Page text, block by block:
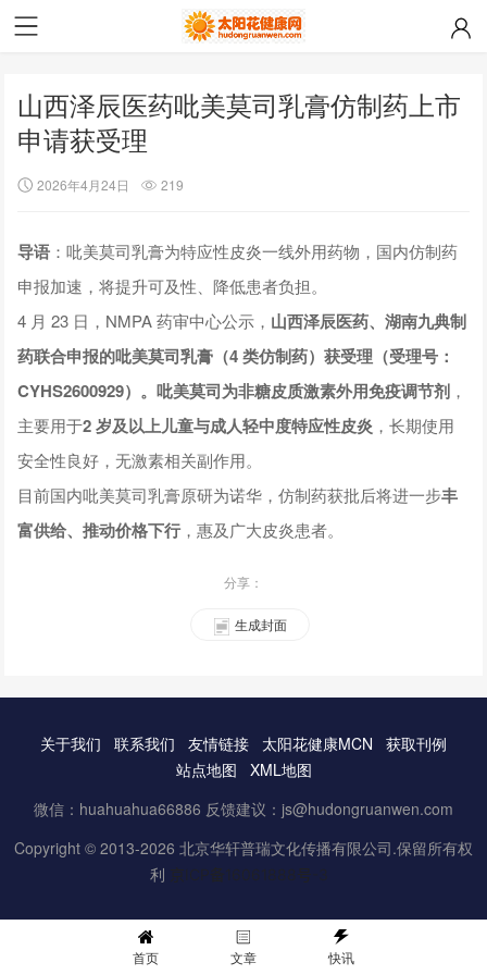
山西泽辰医药吡美莫司乳膏仿制药上市
申请获受理
2026年4月24日 219
导语 ：吡美莫司乳膏为特应性皮炎一线外用药物，国内仿制药
申报加速，将提升可及性、降低患者负担。
4 月 23 日，NMPA 药审中心公示， 山西泽辰医药、湖南九典制
药联合申报的吡美莫司乳膏（4 类仿制药）获受理（受理号：
CYHS2600929）。吡美莫司为非糖皮质激素外用免疫调节剂 ，
主要用于2 岁及以上儿童与成人轻中度特应性皮炎 ，长期使用
安全性良好，无激素相关副作用。
目前国内吡美莫司乳膏原研为诺华，仿制药获批后将进一步丰
富供给、推动价格下行，惠及广大皮炎患者。
分享：
生成封面
关于我们 联系我们 友情链接 太阳花健康MCN
获取刊例
站点地图
XML地图
微信：huahuahua66886 反馈建议：js@hudongruanwen.com
Copyright © 2013-2026 北京华轩普瑞文化传播有限公司.保留所有权
利 京ICP备16061888号-3
首页 文章 快讯